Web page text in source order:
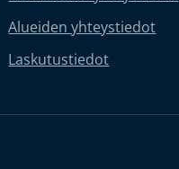
Alueiden yhteystiedot
Laskutustiedot